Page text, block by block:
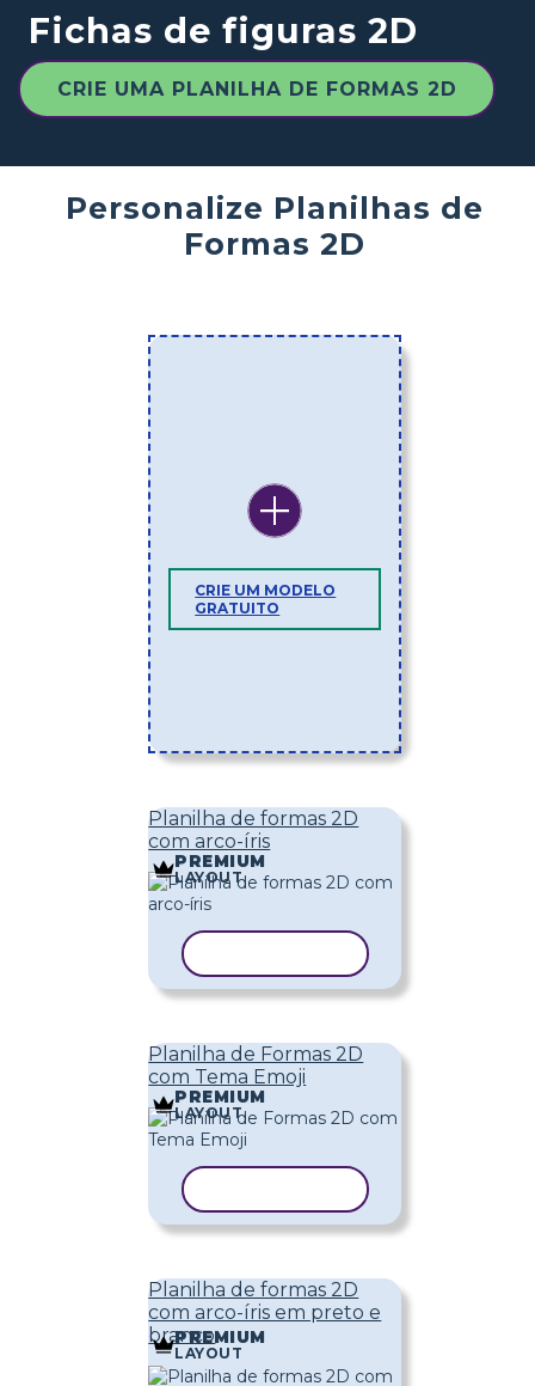
Fichas de figuras 2D
CRIE UMA PLANILHA DE FORMAS 2D
Personalize Planilhas de
Formas 2D
CRIE UM MODELO
GRATUITO
Planilha de formas 2D
com arco-íris
PREMIUM
LAYOUT
Planilha de Formas 2D
com Tema Emoji
PREMIUM
LAYOUT
Planilha de formas 2D
com arco-íris em preto e
branco
PREMIUM
LAYOUT